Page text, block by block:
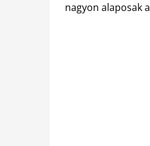
nagyon alaposak